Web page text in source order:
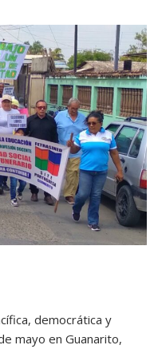
democrática y
mayo en Guanarito,